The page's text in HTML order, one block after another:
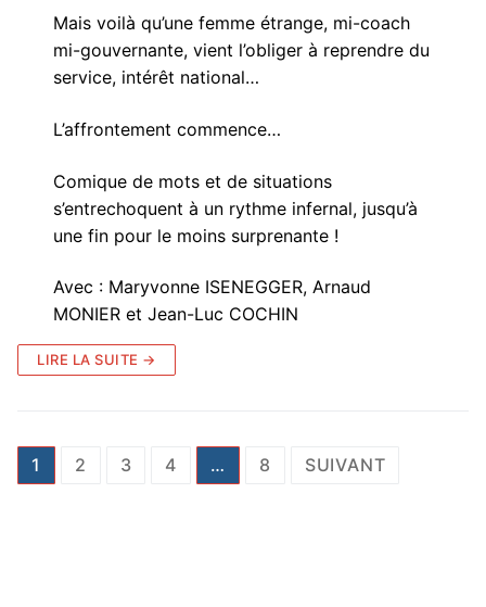
Mais voilà qu’une femme étrange, mi-coach
mi-gouvernante, vient l’obliger à reprendre du
service, intérêt national…
L’affrontement commence…
Comique de mots et de situations
s’entrechoquent à un rythme infernal, jusqu’à
une fin pour le moins surprenante !
Avec : Maryvonne ISENEGGER, Arnaud
MONIER et Jean-Luc COCHIN
LIRE LA SUITE →
Pagination
1 2 3 4 … 8 SUIVANT